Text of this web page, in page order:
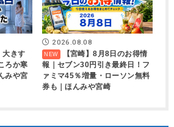
大きす
ろか寒
みや宮
2026.08.08
【宮崎】8月8日のお得情
報｜セブン30円引き最終日！フ
ァミマ45％増量・ローソン無料
券も｜ほんみや宮崎